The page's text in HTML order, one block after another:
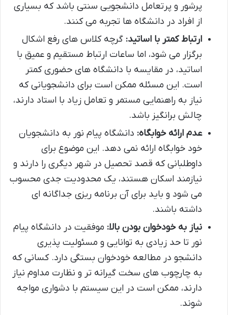
پرشور و پرتعامل دانشجویی سنتی باشد که بسیاری
از افراد در دانشگاه ها تجربه می کنند.
ارتباط کمتر با اساتید: گرچه کلاس های رفع اشکال
برگزار می شود، اما ساعات ارتباط مستقیم و عمیق با
اساتید، در مقایسه با دانشگاه های حضوری کمتر
است. این مسئله ممکن است برای دانشجویانی که
نیاز به راهنمایی مستمر و تعامل زیاد با استاد دارند،
چالش برانگیز باشد.
عدم ارائه خوابگاه: دانشگاه پیام نور به دانشجویان
خود خوابگاه ارائه نمی دهد. این موضوع برای
داوطلبانی که قصد تحصیل در شهر دیگری را دارند و
نیازمند اسکان هستند، یک محدودیت جدی محسوب
می شود و باید برای آن برنامه ریزی جداگانه ای
داشته باشند.
نیاز به خودخوان بودن بالا: موفقیت در دانشگاه پیام
نور تا حد زیادی به توانایی و مسئولیت پذیری
دانشجو در مطالعه خودخوان بستگی دارد. کسانی که
به چارچوب های سخت گیرانه تر و نظارت مداوم نیاز
دارند، ممکن است در این سیستم با دشواری مواجه
شوند.